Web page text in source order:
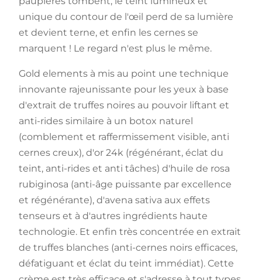
unique du contour de l'œil perd de sa lumière
et devient terne, et enfin les cernes se
marquent ! Le regard n'est plus le même.
Gold elements à mis au point une technique
innovante rajeunissante pour les yeux à base
d'extrait de truffes noires au pouvoir liftant et
anti-rides similaire à un botox naturel
(comblement et raffermissement visible, anti
cernes creux), d'or 24k (régénérant, éclat du
teint, anti-rides et anti tâches) d'huile de rosa
rubiginosa (anti-âge puissante par excellence
et régénérante), d'avena sativa aux effets
tenseurs et à d'autres ingrédients haute
technologie. Et enfin très concentrée en extrait
de truffes blanches (anti-cernes noirs efficaces,
défatiguant et éclat du teint immédiat). Cette